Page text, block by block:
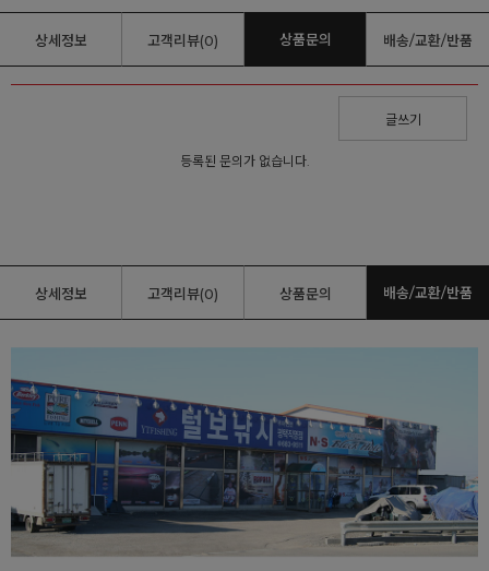
상세정보 고객리뷰(0) 상품문의 배송/교환/반품
글쓰기
등록된 문의가 없습니다.
상세정보 고객리뷰(0) 상품문의 배송/교환/반품